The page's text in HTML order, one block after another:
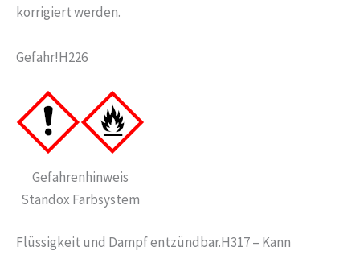
korrigiert werden.
Gefahr!H226
Gefahrenhinweis
Standox Farbsystem
Flüssigkeit und Dampf entzündbar.H317 – Kann